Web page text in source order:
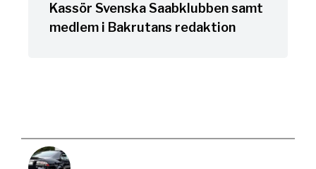
Kassör Svenska Saabklubben samt
medlem i Bakrutans redaktion